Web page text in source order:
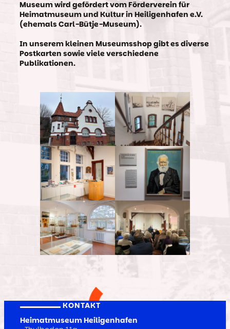
Museum wird gefördert vom Förderverein für
Heimatmuseum und Kultur in Heiligenhafen e.V.
(ehemals Carl-Bütje-Museum).
In unserem kleinen Museumsshop gibt es diverse
Postkarten sowie viele verschiedene
Publikationen.
KONTAKT
Heimatmuseum Heiligenhafen